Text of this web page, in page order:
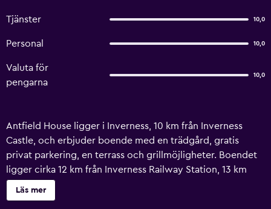
Tjänster 10,0
Personal 10,0
Valuta för
pengarna
10,0
Antfield House ligger i Inverness, 10 km från Inverness
Castle, och erbjuder boende med en trädgård, gratis
privat parkering, en terrass och grillmöjligheter. Boendet
ligger cirka 12 km från Inverness Railway Station, 13 km
från University of the Highlands and Islands, Inverness och
21 km från Castle Stuart Golf Links. Pensionatet är ett
Läs mer